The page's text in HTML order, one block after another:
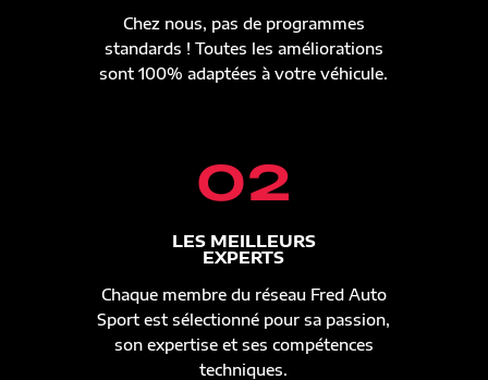
Chez nous, pas de programmes
standards ! Toutes les améliorations
sont 100% adaptées à votre véhicule.
02
LES MEILLEURS
EXPERTS
Chaque membre du réseau Fred Auto
Sport est sélectionné pour sa passion,
son expertise et ses compétences
techniques.